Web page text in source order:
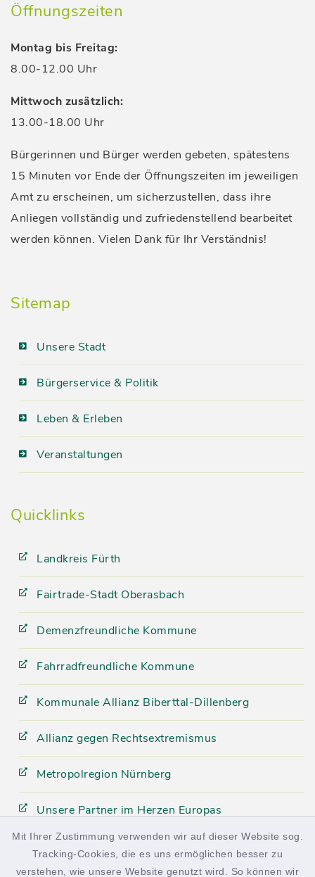
Mit Ihrer Zustimmung verwenden wir auf dieser Website sog.
Tracking-Cookies, die es uns ermöglichen besser zu
verstehen, wie unsere Website genutzt wird. So können wir
Öffnungszeiten
Montag bis Freitag:
8.00-12.00 Uhr
Mittwoch zusätzlich:
13.00-18.00 Uhr
Bürgerinnen und Bürger werden gebeten, spätestens
15 Minuten vor Ende der Öffnungszeiten im jeweiligen
Amt zu erscheinen, um sicherzustellen, dass ihre
Anliegen vollständig und zufriedenstellend bearbeitet
werden können. Vielen Dank für Ihr Verständnis!
Sitemap
Unsere Stadt
Bürgerservice & Politik
Leben & Erleben
Veranstaltungen
Quicklinks
Landkreis Fürth
Fairtrade-Stadt Oberasbach
Demenzfreundliche Kommune
Fahrradfreundliche Kommune
Kommunale Allianz Biberttal-Dillenberg
Allianz gegen Rechtsextremismus
Metropolregion Nürnberg
Unsere Partner im Herzen Europas
facebook
instagram